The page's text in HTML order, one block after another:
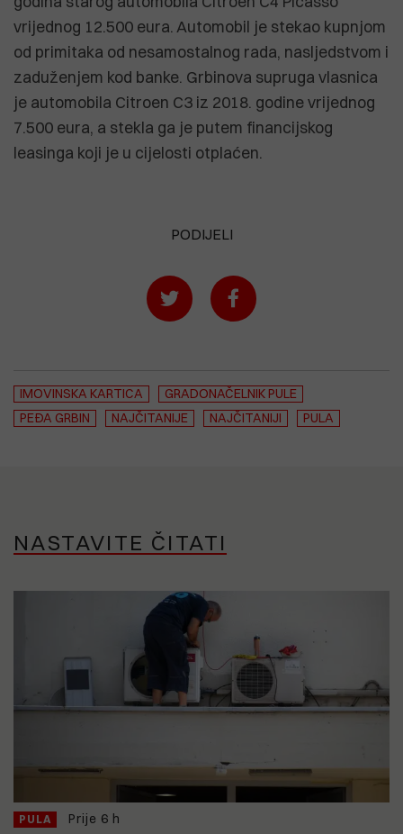
vrijednog 12.500 eura. Automobil je stekao kupnjom
od primitaka od nesamostalnog rada, nasljedstvom i
zaduženjem kod banke. Grbinova supruga vlasnica
je automobila Citroen C3 iz 2018. godine vrijednog
7.500 eura, a stekla ga je putem financijskog
leasinga koji je u cijelosti otplaćen.
PODIJELI
IMOVINSKA KARTICA
GRADONAČELNIK PULE
PEĐA GRBIN
NAJČITANIJE NAJČITANIJI PULA
NASTAVITE ČITATI
PULA Prije 6 h